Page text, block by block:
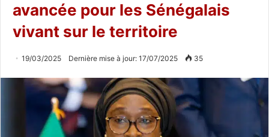
avancée pour les Sénégalais
vivant sur le territoire
19/03/2025 Dernière mise à jour: 17/07/2025 35